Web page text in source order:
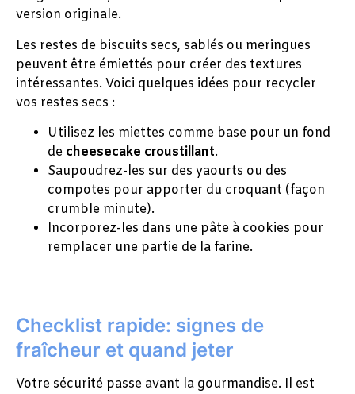
version originale.
Les restes de biscuits secs, sablés ou meringues
peuvent être émiettés pour créer des textures
intéressantes. Voici quelques idées pour recycler
vos restes secs :
Utilisez les miettes comme base pour un fond
de cheesecake croustillant.
Saupoudrez-les sur des yaourts ou des
compotes pour apporter du croquant (façon
crumble minute).
Incorporez-les dans une pâte à cookies pour
remplacer une partie de la farine.
Checklist rapide: signes de
fraîcheur et quand jeter
Votre sécurité passe avant la gourmandise. Il est